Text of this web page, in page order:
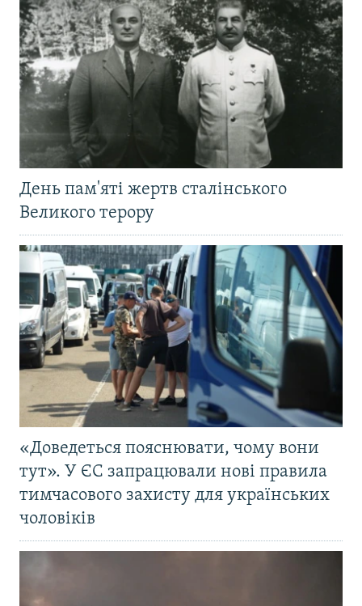
День пам'яті жертв сталінського
Великого терору
«Доведеться пояснювати, чому вони
тут». У ЄС запрацювали нові правила
тимчасового захисту для українських
чоловіків